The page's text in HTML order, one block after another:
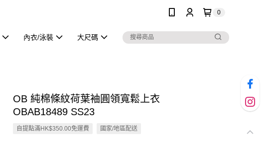
0
內衣/泳裝 大尺碼
OB 純棉條紋荷葉袖圓領寬鬆上衣
OBAB18489 SS23
自提點滿HK$350.00免運費 國家/地區配送